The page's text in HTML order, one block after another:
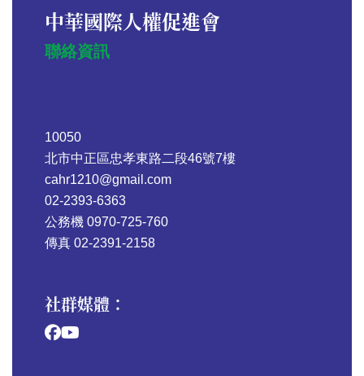
中華國際人權促進會
聯絡資訊
10050
北市中正區忠孝東路二段46號7樓
cahr1210@gmail.com
02-2393-6363
公務機 0970-725-760
傳真 02-2391-2158
社群媒體：